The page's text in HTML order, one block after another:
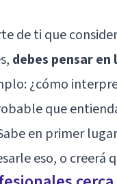
de ti que
debes pensar
¿cómo
que
en primer
eso, o creerá